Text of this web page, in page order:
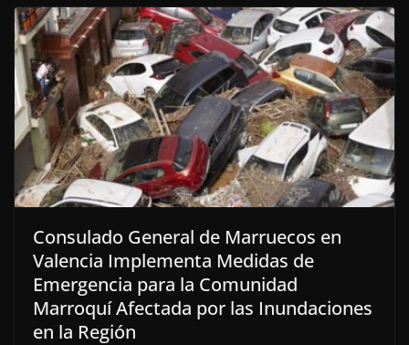
Consulado General de Marruecos en
Valencia Implementa Medidas de
Emergencia para la Comunidad
Marroquí Afectada por las Inundaciones
en la Región